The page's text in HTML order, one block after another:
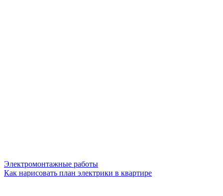
Электромонтажные работы
Как нарисовать план электрики в квартире